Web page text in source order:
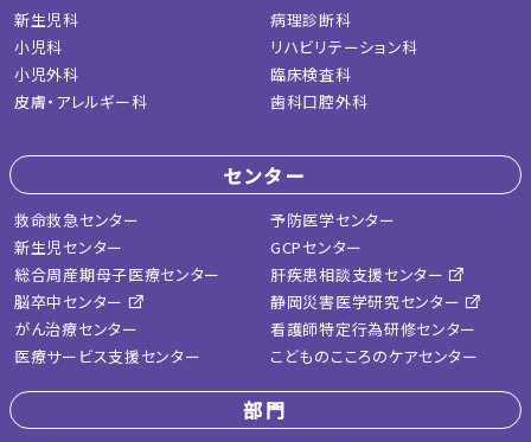
新生児科
小児科
小児外科
皮膚・アレルギー科
病理診断科
リハビリテーション科
臨床検査科
歯科口腔外科
センター
救命救急センター
新生児センター
総合周産期母子医療センター
脳卒中センター
がん治療センター
医療サービス支援センター
予防医学センター
GCPセンター
肝疾患相談支援センター
静岡災害医学研究センター
看護師特定行為研修センター
こどものこころのケアセンター
部門